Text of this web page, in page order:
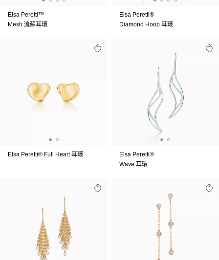
Elsa Peretti™
Mesh 流蘇耳環
Elsa Peretti®
Diamond Hoop 耳環
Elsa Peretti® Full Heart 耳環
Elsa Peretti®
Wave 耳環